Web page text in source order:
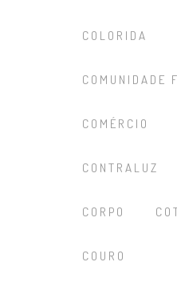
COLORIDA
COMUNIDADE
COMÉRCIO
CONTRALUZ
CORPO
COURO